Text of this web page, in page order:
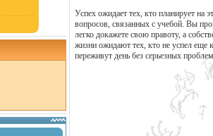
Успех ожидает тех, кто планирует на
вопросов, связанных с учебой. Вы
легко докажете свою правоту, а
жизни ожидают тех, кто не успел еще
переживут день без серьезных